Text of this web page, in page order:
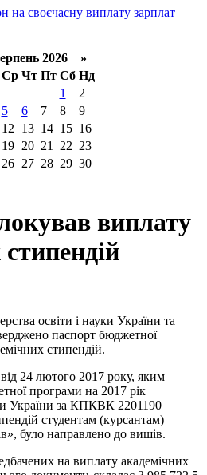
на своєчасну виплату зарплат
2026 »
Ср Чт Пт Сб Нд
1
2
5 6 7 8
9
12 13 14 15 16
19 20 21 22 23
26 27 28 29 30
виплату
освіти і науки України та
паспорт бюджетної
стипендій.
24 лютого 2017 року, яким
програми на 2017 рік
України за КПКВК 2201190
студентам (курсантам)
було направлено до вишів.
на виплату академічних